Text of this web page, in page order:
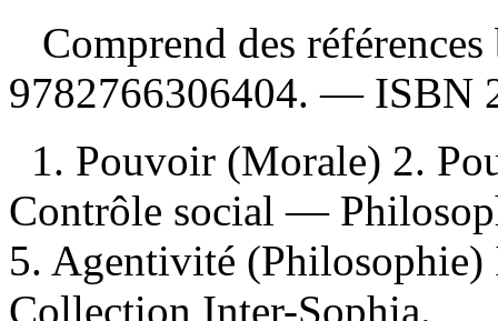
Comprend des
9782766306404. — ISBN
1. Pouvoir (Morale) 2.
Contrôle social —
5. Agentivité
Collection Inter-Sophia.